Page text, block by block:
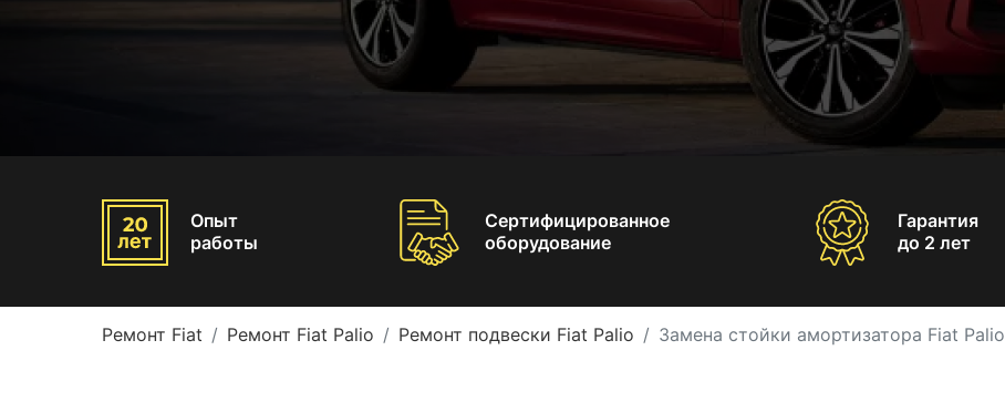
Опыт
работы
Сертифицированное
оборудование
Гарантия
до 2 лет
Ремонт Fiat Ремонт Fiat Palio Ремонт подвески Fiat Palio Замена стойки амортизатора Fiat Palio